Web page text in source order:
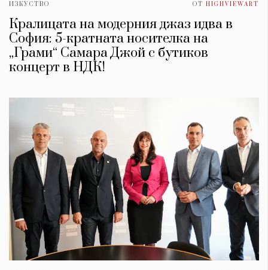
ИЗКУСТВО ОТ HIGHVIEWART
Кралицата на модерния джаз идва в
София: 5-кратната носителка на
„Грами“ Самара Джой с бутиков
концерт в НДК!